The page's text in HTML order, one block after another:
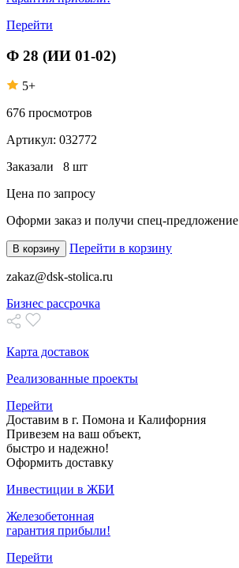
Перейти
Ф 28 (ИИ 01-02)
5+
676 просмотров
Артикул: 032772
Заказали 8 шт
Цена по запросу
Оформи заказ и получи спец-предложение
В корзину Перейти в корзину
zakaz@dsk-stolica.ru
Бизнес рассрочка
Карта доставок
Реализованные проекты
Перейти
Доставим в г. Помона и Калифорния
Привезем на ваш объект,
быстро и надежно!
Оформить доставку
Инвестиции в ЖБИ
Железобетонная
гарантия прибыли!
Перейти